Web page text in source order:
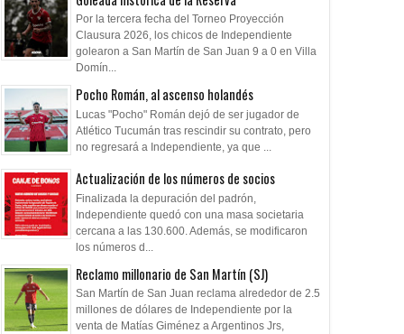
Por la tercera fecha del Torneo Proyección
Clausura 2026, los chicos de Independiente
golearon a San Martín de San Juan 9 a 0 en Villa
Domín...
Pocho Román, al ascenso holandés
Lucas "Pocho" Román dejó de ser jugador de
Atlético Tucumán tras rescindir su contrato, pero
no regresará a Independiente, ya que ...
Actualización de los números de socios
Finalizada la depuración del padrón,
Independiente quedó con una masa societaria
cercana a las 130.600. Además, se modificaron
los números d...
Reclamo millonario de San Martín (SJ)
San Martín de San Juan reclama alrededor de 2.5
millones de dólares de Independiente por la
venta de Matías Giménez a Argentinos Jrs,